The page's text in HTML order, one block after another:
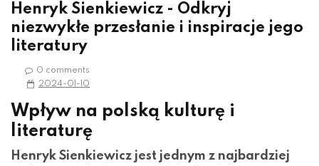
Henryk Sienkiewicz - Odkryj
niezwykłe przesłanie i inspiracje jego
literatury
0 comments
2024-01-10
Wpływ na polską kulturę i
literaturę
Henryk Sienkiewicz jest jednym z najbardziej